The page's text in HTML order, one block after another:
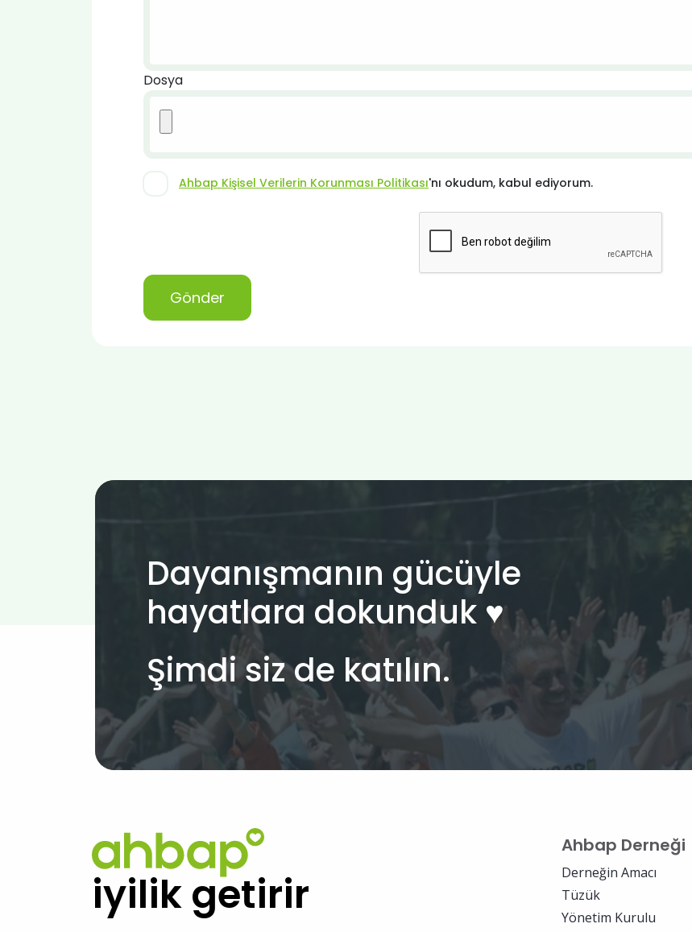
Dosya
Ahbap Kişisel Verilerin Korunması Politikası'nı okudum, kabul ediyorum.
Dayanışmanın gücüyle
hayatlara dokunduk ♥︎
Şimdi siz de katılın.
iyilik getirir
Ahbap Derneği
Derneğin Amacı
Tüzük
Yönetim Kurulu